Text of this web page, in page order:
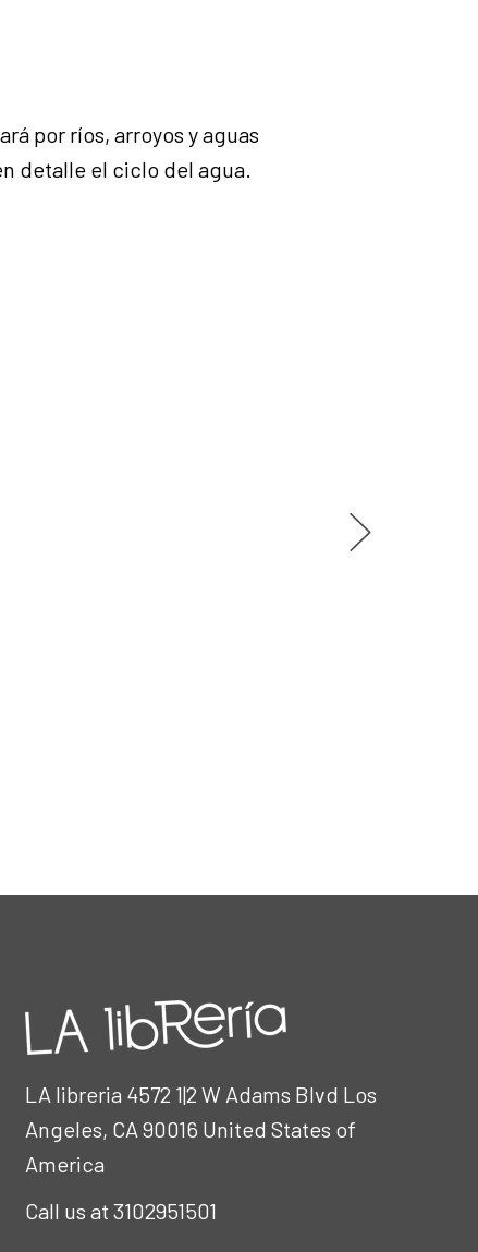
por ríos, arroyos y aguas
detalle el ciclo del agua.
LA libreria 4572 1|2 W Adams Blvd Los
Angeles, CA 90016 United States of
America
Call us at 3102951501